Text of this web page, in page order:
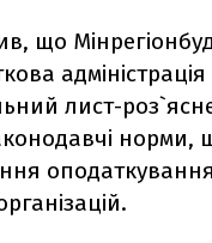
що Мінрегіонбуд
адміністрація
лист-
норми,
оподаткування